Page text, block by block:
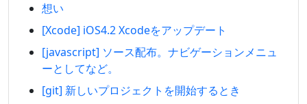
想い
[Xcode] iOS4.2 Xcodeをアップデート
[javascript] ソース配布。ナビゲーションメニュ
ーとしてなど。
[git] 新しいプロジェクトを開始するとき